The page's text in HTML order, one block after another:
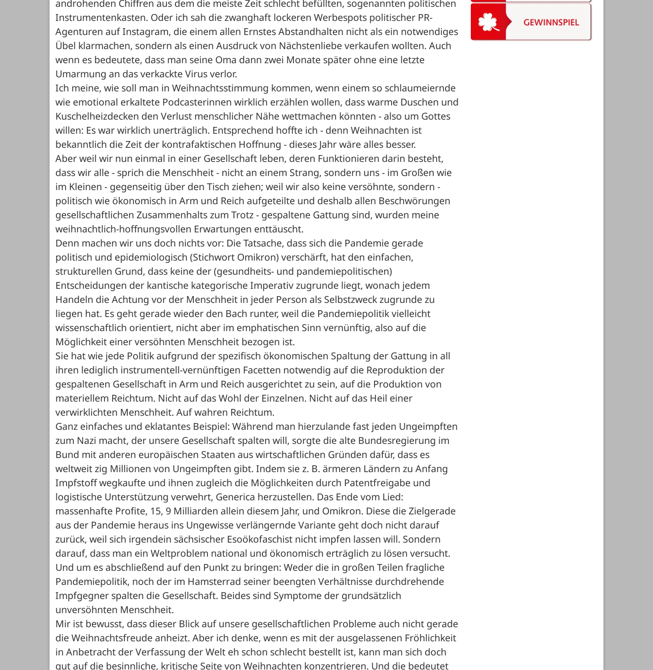
androhenden Chiffren aus dem die meiste Zeit schlecht befüllten, sogenannten politischen
Instrumentenkasten. Oder ich sah die zwanghaft lockeren Werbespots politischer PR-
Agenturen auf Instagram, die einem allen Ernstes Abstandhalten nicht als ein notwendiges
Übel klarmachen, sondern als einen Ausdruck von Nächstenliebe verkaufen wollten. Auch
wenn es bedeutete, dass man seine Oma dann zwei Monate später ohne eine letzte
Umarmung an das verkackte Virus verlor.
Ich meine, wie soll man in Weihnachtsstimmung kommen, wenn einem so schlaumeiernde
wie emotional erkaltete Podcasterinnen wirklich erzählen wollen, dass warme Duschen und
Kuschelheizdecken den Verlust menschlicher Nähe wettmachen könnten - also um Gottes
willen: Es war wirklich unerträglich. Entsprechend hoffte ich - denn Weihnachten ist
bekanntlich die Zeit der kontrafaktischen Hoffnung - dieses Jahr wäre alles besser.
Aber weil wir nun einmal in einer Gesellschaft leben, deren Funktionieren darin besteht,
dass wir alle - sprich die Menschheit - nicht an einem Strang, sondern uns - im Großen wie
im Kleinen - gegenseitig über den Tisch ziehen; weil wir also keine versöhnte, sondern -
politisch wie ökonomisch in Arm und Reich aufgeteilte und deshalb allen Beschwörungen
gesellschaftlichen Zusammenhalts zum Trotz - gespaltene Gattung sind, wurden meine
weihnachtlich-hoffnungsvollen Erwartungen enttäuscht.
Denn machen wir uns doch nichts vor: Die Tatsache, dass sich die Pandemie gerade
politisch und epidemiologisch (Stichwort Omikron) verschärft, hat den einfachen,
strukturellen Grund, dass keine der (gesundheits- und pandemiepolitischen)
Entscheidungen der kantische kategorische Imperativ zugrunde liegt, wonach jedem
Handeln die Achtung vor der Menschheit in jeder Person als Selbstzweck zugrunde zu
liegen hat. Es geht gerade wieder den Bach runter, weil die Pandemiepolitik vielleicht
wissenschaftlich orientiert, nicht aber im emphatischen Sinn vernünftig, also auf die
Möglichkeit einer versöhnten Menschheit bezogen ist.
Sie hat wie jede Politik aufgrund der spezifisch ökonomischen Spaltung der Gattung in all
ihren lediglich instrumentell-vernünftigen Facetten notwendig auf die Reproduktion der
gespaltenen Gesellschaft in Arm und Reich ausgerichtet zu sein, auf die Produktion von
materiellem Reichtum. Nicht auf das Wohl der Einzelnen. Nicht auf das Heil einer
verwirklichten Menschheit. Auf wahren Reichtum.
Ganz einfaches und eklatantes Beispiel: Während man hierzulande fast jeden Ungeimpften
zum Nazi macht, der unsere Gesellschaft spalten will, sorgte die alte Bundesregierung im
Bund mit anderen europäischen Staaten aus wirtschaftlichen Gründen dafür, dass es
weltweit zig Millionen von Ungeimpften gibt. Indem sie z. B. ärmeren Ländern zu Anfang
Impfstoff wegkaufte und ihnen zugleich die Möglichkeiten durch Patentfreigabe und
logistische Unterstützung verwehrt, Generica herzustellen. Das Ende vom Lied:
massenhafte Profite, 15, 9 Milliarden allein diesem Jahr, und Omikron. Diese die Zielgerade
aus der Pandemie heraus ins Ungewisse verlängernde Variante geht doch nicht darauf
zurück, weil sich irgendein sächsischer Esoökofaschist nicht impfen lassen will. Sondern
darauf, dass man ein Weltproblem national und ökonomisch erträglich zu lösen versucht.
Und um es abschließend auf den Punkt zu bringen: Weder die in großen Teilen fragliche
Pandemiepolitik, noch der im Hamsterrad seiner beengten Verhältnisse durchdrehende
Impfgegner spalten die Gesellschaft. Beides sind Symptome der grundsätzlich
unversöhnten Menschheit.
Mir ist bewusst, dass dieser Blick auf unsere gesellschaftlichen Probleme auch nicht gerade
die Weihnachtsfreude anheizt. Aber ich denke, wenn es mit der ausgelassenen Fröhlichkeit
in Anbetracht der Verfassung der Welt eh schon schlecht bestellt ist, kann man sich doch
gut auf die besinnliche, kritische Seite von Weihnachten konzentrieren. Und die bedeutet